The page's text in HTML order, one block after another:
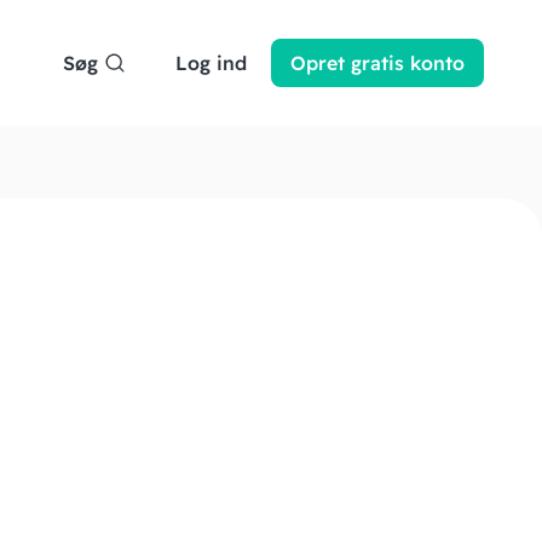
Søg Log ind Opret gratis konto